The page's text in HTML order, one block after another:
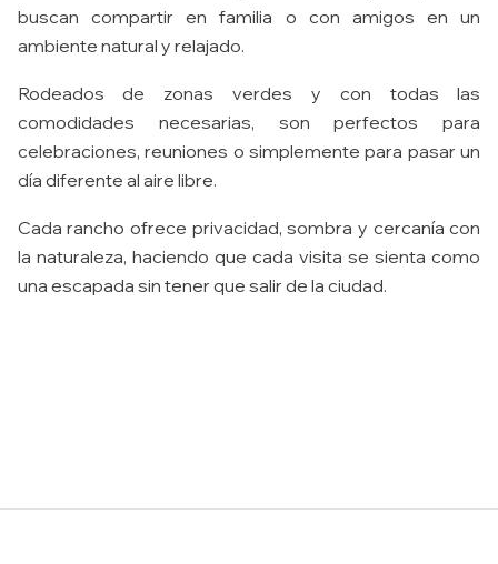
buscan compartir en familia o con amigos en un
ambiente natural y relajado.
Rodeados de zonas verdes y con todas las
comodidades necesarias, son perfectos para
celebraciones, reuniones o simplemente para pasar un
día diferente al aire libre.
Cada rancho ofrece privacidad, sombra y cercanía con
la naturaleza, haciendo que cada visita se sienta como
una escapada sin tener que salir de la ciudad.